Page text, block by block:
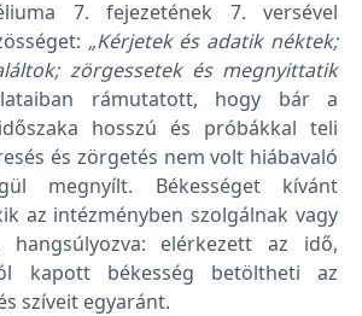
7. fejezetének 7. versével
„Kérjetek és adatik néktek;
zörgessetek és megnyittatik
rámutatott, hogy bár a
hosszú és próbákkal teli
és zörgetés nem volt hiábavaló
megnyílt. Békességet kívánt
az intézményben szolgálnak vagy
hangsúlyozva: elérkezett az idő,
kapott békesség betöltheti az
szíveit egyaránt.